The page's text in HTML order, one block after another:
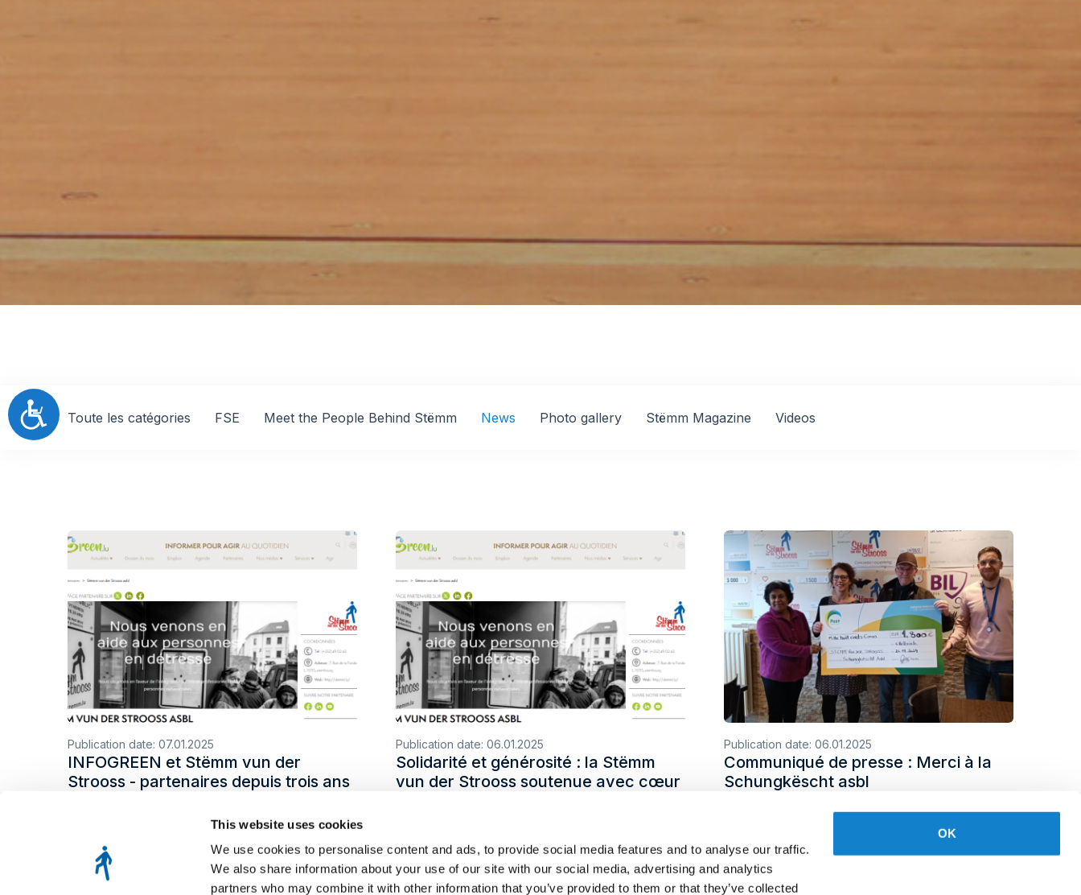
This website uses cookies
We use cookies to personalise content and ads, to provide social media features and to analyse our traffic.
We also share information about your use of our site with our social media, advertising and analytics
partners who may combine it with other information that you’ve provided to them or that they’ve collected
OK
Accessibilité
Toute les catégories FSE Meet the People Behind Stëmm News Photo gallery Stëmm Magazine Videos
Publication date: 07.01.2025
INFOGREEN et Stëmm vun der
Strooss - partenaires depuis trois ans
Publication date: 06.01.2025
Solidarité et générosité : la Stëmm
vun der Strooss soutenue avec cœur
Publication date: 06.01.2025
Communiqué de presse : Merci à la
Schungkëscht asbl